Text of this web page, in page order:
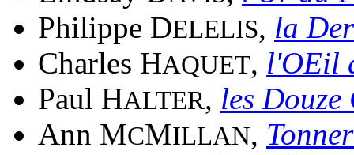
Philippe DELELIS, la
Charles HAQUET, l'OEil
Paul HALTER, les
Ann MCMILLAN,